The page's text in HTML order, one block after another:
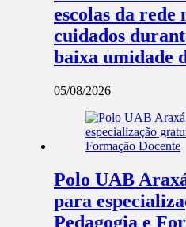
escolas da
cuidados
baixa umidade
05/08/2026
Polo UAB
para
Pedagogia e